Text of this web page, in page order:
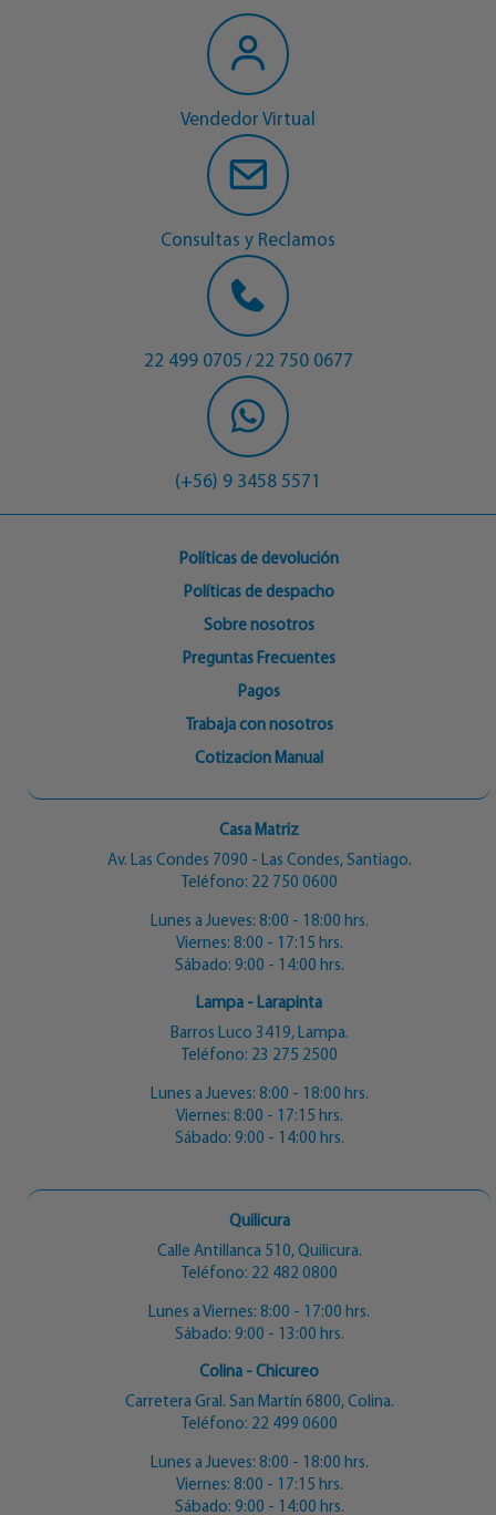
Vendedor Virtual
Consultas y Reclamos
22 499 0705 / 22 750 0677
(+56) 9 3458 5571
Políticas de devolución
Políticas de despacho
Sobre nosotros
Preguntas Frecuentes
Pagos
Trabaja con nosotros
Cotizacion Manual
Casa Matriz
Av. Las Condes 7090 - Las Condes, Santiago.
Teléfono: 22 750 0600
Lunes a Jueves: 8:00 - 18:00 hrs.
Viernes: 8:00 - 17:15 hrs.
Sábado: 9:00 - 14:00 hrs.
Lampa - Larapinta
Barros Luco 3419, Lampa.
Teléfono: 23 275 2500
Lunes a Jueves: 8:00 - 18:00 hrs.
Viernes: 8:00 - 17:15 hrs.
Sábado: 9:00 - 14:00 hrs.
Quilicura
Calle Antillanca 510, Quilicura.
Teléfono: 22 482 0800
Lunes a Viernes: 8:00 - 17:00 hrs.
Sábado: 9:00 - 13:00 hrs.
Colina - Chicureo
Carretera Gral. San Martín 6800, Colina.
Teléfono: 22 499 0600
Lunes a Jueves: 8:00 - 18:00 hrs.
Viernes: 8:00 - 17:15 hrs.
Sábado: 9:00 - 14:00 hrs.